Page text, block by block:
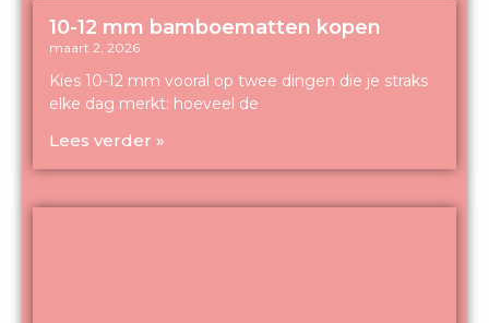
10-12 mm bamboematten kopen
maart 2, 2026
Kies 10-12 mm vooral op twee dingen die je straks
elke dag merkt: hoeveel de
Lees verder »